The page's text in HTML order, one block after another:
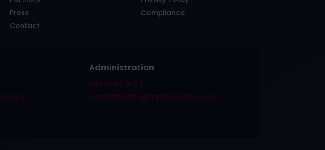
Press
Contact
Compliance
Administration
+45 31 24 91 20
administration@raptorservices.com